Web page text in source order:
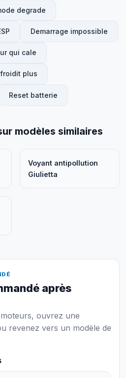
degrade
Demarrage impossible
qui cale
plus
Reset batterie
modèles similaires
Voyant antipollution
Giulietta
après
ouvrez une
revenez vers un modèle de